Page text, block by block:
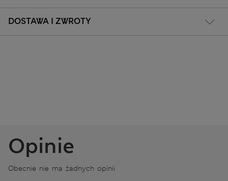
DOSTAWA I ZWROTY
Opinie
Obecnie nie ma żadnych opinii